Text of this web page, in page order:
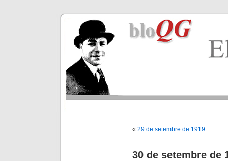
« 29 de setembre de 1919
30 de setembre de